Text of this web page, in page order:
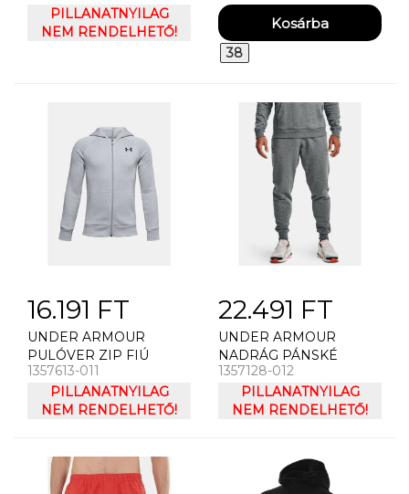
PILLANATNYILAG
NEM RENDELHETŐ!
UA W SURGE GOLF
38
16.191 FT
UNDER ARMOUR
PULÓVER ZIP FIÚ
UNDER ARMOUR RIVAL
COTTON FZ HOODIE
PULÓVER
1357613-011
PILLANATNYILAG
NEM RENDELHETŐ!
22.491 FT
UNDER ARMOUR
NADRÁG PÁNSKÉ
TEPLÁKY UNDER
ARMOUR RIVAL FLEECE
JOGGERS
1357128-012
PILLANATNYILAG
NEM RENDELHETŐ!